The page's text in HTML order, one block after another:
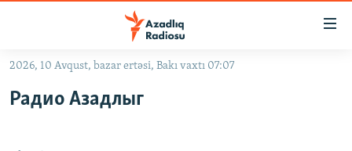
Əsas
qayıt
#İZAHLA
2026, 10 Avqust, bazar ertəsi, Bakı vaxtı 07:07
Радио Азадлыг